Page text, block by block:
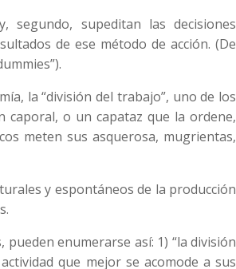
segundo, supeditan las decisiones
de ese método de acción. (De
la “división del trabajo”, uno de los
o un capataz que la ordene,
meten sus asquerosa, mugrientas,
y espontáneos de la producción
pueden enumerarse así: 1) “la división
que mejor se acomode a sus